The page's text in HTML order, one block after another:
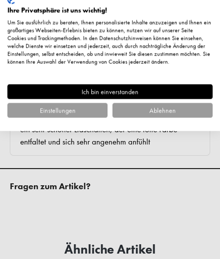
Fragen zum Artikel?
Ähnliche Artikel
Ihre Privatsphäre ist uns wichtig!
Um Sie ausführlich zu beraten, Ihnen personalisierte Inhalte anzuzeigen und Ihnen ein
großartiges Webseiten-Erlebnis bieten zu können, nutzen wir auf unserer Seite
Cookies und Trackingmethoden. In den Datenschutzhinweisen können Sie einsehen,
welche Dienste wir einsetzen und jederzeit, auch durch nachträgliche Änderung der
Einstellungen, selbst entscheiden, ob und inwieweit Sie diesen zustimmen möchten. Sie
können Ihre Auswahl der Verwendung von Cookies jederzeit ändern.
Ich bin einverstanden
Einstellungen Ablehnen